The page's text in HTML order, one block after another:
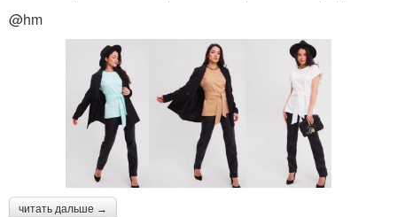
@hm
читать дальше →